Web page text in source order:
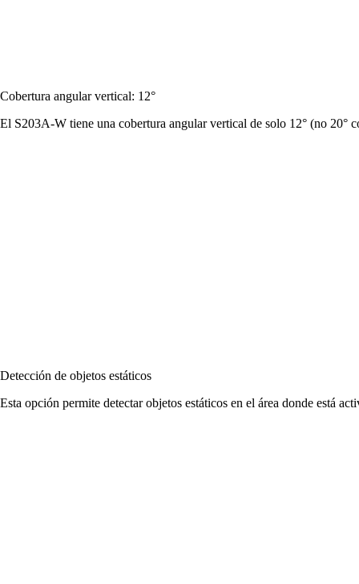
Cobertura angular vertical: 12°
El S203A-W tiene una cobertura angular vertical de solo 12° (no 20°
Detección de objetos estáticos
Esta opción permite detectar objetos estáticos en el área donde está